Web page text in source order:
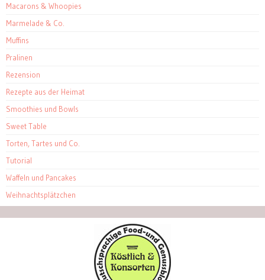
Macarons & Whoopies
Marmelade & Co.
Muffins
Pralinen
Rezension
Rezepte aus der Heimat
Smoothies und Bowls
Sweet Table
Torten, Tartes und Co.
Tutorial
Waffeln und Pancakes
Weihnachtsplätzchen